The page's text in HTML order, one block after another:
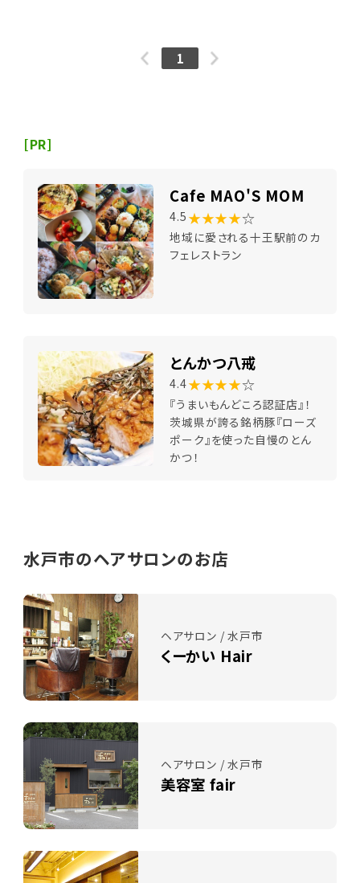
1
[PR]
Cafe MAO'S MOM
4.5 ★★★★☆
地域に愛される十王駅前のカ
フェレストラン
とんかつ八戒
4.4★★★★☆
『うまいもんどころ認証店』！
茨城県が誇る銘柄豚『ローズ
ポーク』を使った自慢のとん
かつ！
水戸市のヘアサロンのお店
ヘアサロン / 水戸市
くーかい Hair
ヘアサロン / 水戸市
美容室 fair